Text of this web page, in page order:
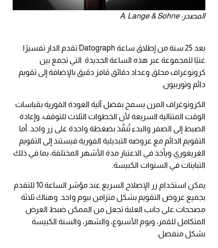
المصدر: A. Lange & Sohne
بعد 25 سنة من إطلاق ساعة Datograph تقدم الدار تفسيرًا
غنيًا للمجموعة عبر هذه الساعة الجديدة التي تجمع بين
كرونوغراف محلق وعداد دقائق قافز دقيق بالإضافة إلى تقويم
دائم وتوربيون.
الكرونوغراف المرن يسمح بفضل آلية العودة الفورية بقياسات
الوقت المتتالية السريعة لأن الخطوات الثلاث للتوقف، وإعادة
الضبط إلى الصفر والبدء تُنفَّذ بضغطة واحدة على زر واحد. أما
التقويم الدائم مع عروضه التبديلية الفورية فيستند إلى التقويم
الغريغوري ويأخذ في الاعتبار مدة الأشهر المختلفة، بما في ذلك
التباينات في السنوات الكبيسة.
يمكن استخدام زر الإصلاح السريع عند مؤشر الساعة 10 للتقدم
بجميع عروض التقويم بشكل متزامن بيوم واحد. وهناك ثلاثة
مصححات على جانب العلبة تجعل من الممكن ضبط العرض
المتكامل للقمر، ويوم الأسبوع، والشهر، والسنة الكبيسة
بشكل منفصل.